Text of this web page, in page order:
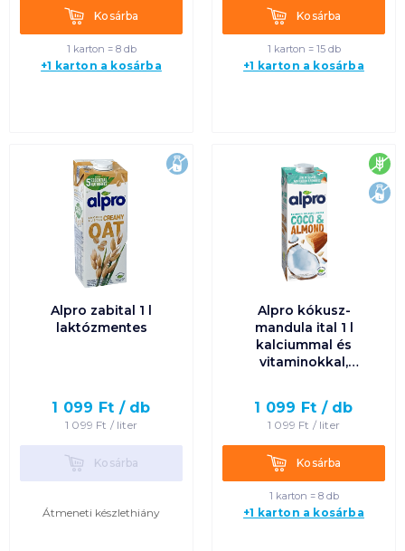
KosárbaKosárba
1 karton = 8 db
+1 karton a kosárba
KosárbaKosárba
1 karton = 15 db
+1 karton a kosárba
laktózmentes
Alpro zabital 1 l
laktózmentes
1 099 Ft / db
1 099 Ft / liter
KosárbaKosárba
Átmeneti készlethiány
Alpro kókusz-
mandula ital 1 l
kalciummal és
vitaminokkal,
laktózmentes
1 099 Ft / db
1 099 Ft / liter
KosárbaKosárba
1 karton = 8 db
+1 karton a kosárba